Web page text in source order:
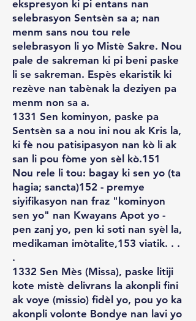
ekspresyon ki pi entans nan
selebrasyon Sentsèn sa a; nan
menm sans nou tou rele
selebrasyon li yo Mistè Sakre. Nou
pale de sakreman ki pi beni paske
li se sakreman. Espès ekaristik ki
rezève nan tabènak la deziyen pa
menm non sa a.
1331 Sen kominyon, paske pa
Sentsèn sa a nou ini nou ak Kris la,
ki fè nou patisipasyon nan kò li ak
san li pou fòme yon sèl kò.151
Nou rele li tou: bagay ki sen yo (ta
hagia; sancta)152 - premye
siyifikasyon nan fraz "kominyon
sen yo" nan Kwayans Apot yo -
pen zanj yo, pen ki soti nan syèl la,
medikaman imòtalite,153 viatik. . .
.
1332 Sen Mès (Missa), paske litiji
kote mistè delivrans la akonpli fini
ak voye (missio) fidèl yo, pou yo ka
akonpli volonte Bondye nan lavi yo